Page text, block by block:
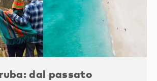
dal passato